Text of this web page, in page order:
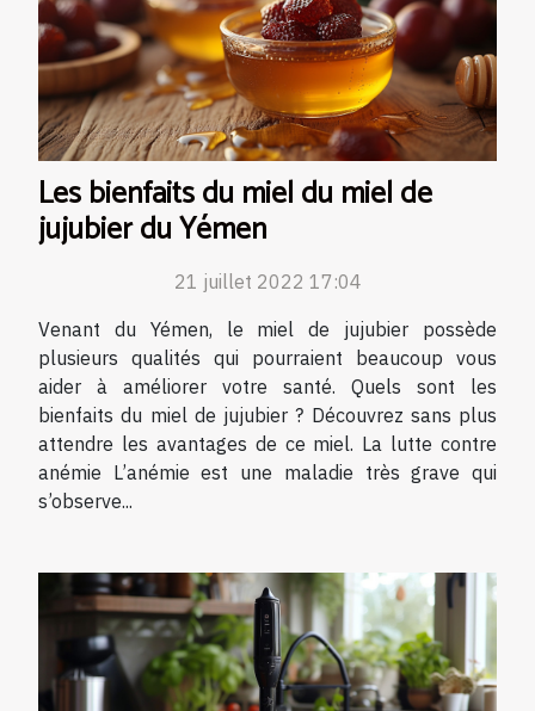
Les bienfaits du miel du miel de
jujubier du Yémen
21 juillet 2022 17:04
Venant du Yémen, le miel de jujubier possède
plusieurs qualités qui pourraient beaucoup vous
aider à améliorer votre santé. Quels sont les
bienfaits du miel de jujubier ? Découvrez sans plus
attendre les avantages de ce miel. La lutte contre
anémie L’anémie est une maladie très grave qui
s’observe...